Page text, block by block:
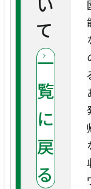
予
救
医
医
施
患
認
実績
研
採
セミナー・イ
English
て
一
覧
に
戻
る